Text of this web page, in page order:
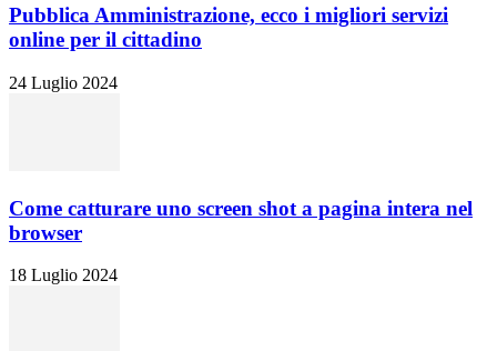
Pubblica Amministrazione, ecco i migliori servizi
online per il cittadino
24 Luglio 2024
Come catturare uno screen shot a pagina intera nel
browser
18 Luglio 2024